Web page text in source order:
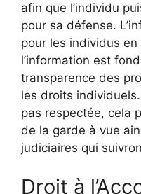
afin que l’individu
pour sa défense.
pour les individus
l’information est
transparence des
les droits
pas respectée, cela
de la garde à vue
judiciaires qui
Droit à